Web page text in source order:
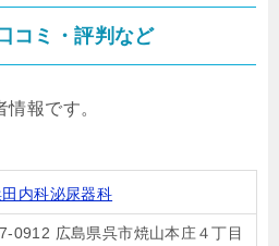
コミ・評判など
報です。
内科泌尿器科
0912 広島県呉市焼山本庄４丁目